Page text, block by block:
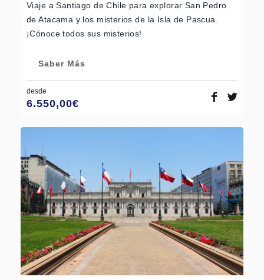
Viaje a Santiago de Chile para explorar San Pedro
de Atacama y los misterios de la Isla de Pascua.
¡Cónoce todos sus misterios!
Saber Más
desde
6.550,00€